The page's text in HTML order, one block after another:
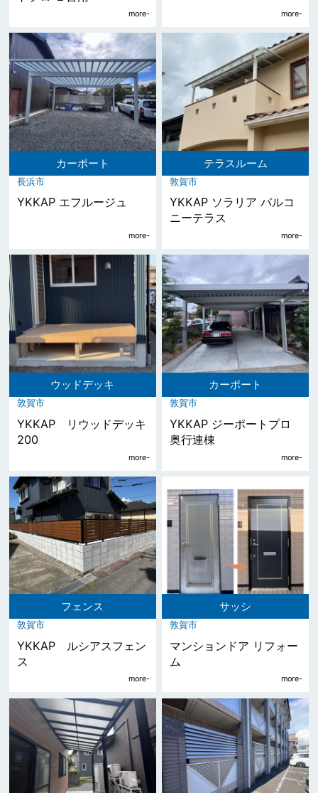
カーポート
長浜市
YKKAP エフルージュ
テラスルーム
敦賀市
YKKAP ソラリア バルコ
ニーテラス
ウッドデッキ
敦賀市
YKKAP リウッドデッキ
200
カーポート
敦賀市
YKKAP ジーポートプロ
奥行連棟
フェンス
敦賀市
YKKAP ルシアスフェン
ス
サッシ
敦賀市
マンションドア リフォー
ム